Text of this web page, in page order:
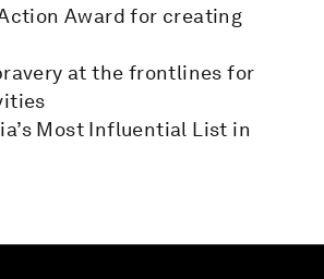
Award for creating
at the frontlines for
Most Influential List in